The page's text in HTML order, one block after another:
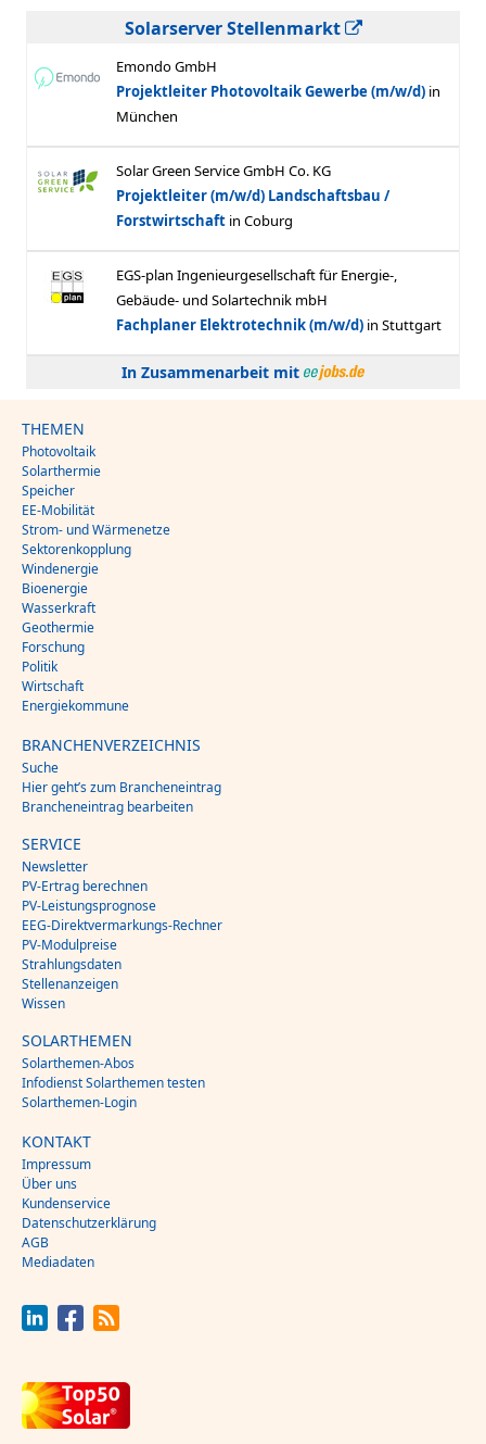
Solarserver Stellenmarkt
In Zusammenarbeit mit
THEMEN
Photovoltaik
Solarthermie
Speicher
EE-Mobilität
Strom- und Wärmenetze
Sektorenkopplung
Windenergie
Bioenergie
Wasserkraft
Geothermie
Forschung
Politik
Wirtschaft
Energiekommune
BRANCHENVERZEICHNIS
Suche
Hier geht’s zum Brancheneintrag
Brancheneintrag bearbeiten
SERVICE
Newsletter
PV-Ertrag berechnen
PV-Leistungsprognose
EEG-Direktvermarkungs-Rechner
PV-Modulpreise
Strahlungsdaten
Stellenanzeigen
Wissen
SOLARTHEMEN
Solarthemen-Abos
Infodienst Solarthemen testen
Solarthemen-Login
KONTAKT
Impressum
Über uns
Kundenservice
Datenschutzerklärung
AGB
Mediadaten